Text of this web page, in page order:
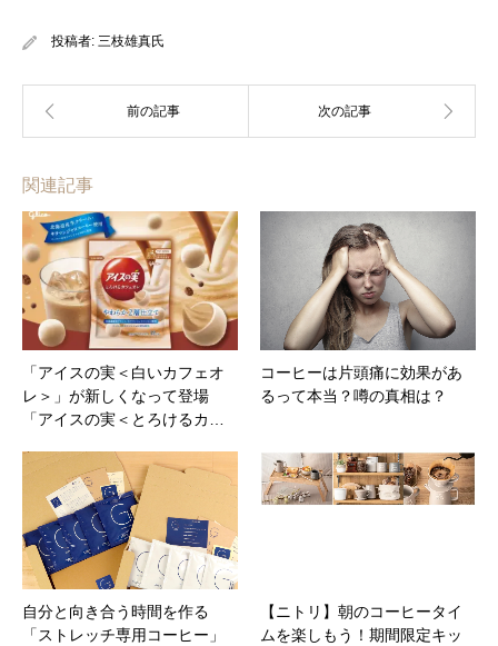
投稿者: 三枝雄真氏
関連記事
「アイスの実＜白いカフェオ
レ＞」が新しくなって登場
「アイスの実＜とろけるカ…
コーヒーは片頭痛に効果があ
るって本当？噂の真相は？
自分と向き合う時間を作る
「ストレッチ専用コーヒー」
【ニトリ】朝のコーヒータイ
ムを楽しもう！期間限定キッ